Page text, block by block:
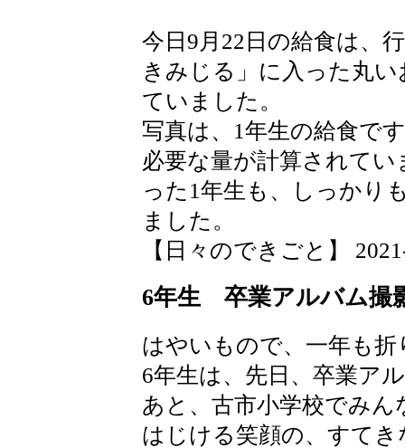
今日9月22日の給食は、
きみじる」に入った丸
ていました。
写真は、1年生の給食で
必要な量が計算されて
った1年生も、しっかり
ました。
【日々のできごと】
6年生 卒業アルバム撮
はやいもので、一年も
6年生は、先日、卒業ア
あと、古市小学校でみ
はじける笑顔の、すてき